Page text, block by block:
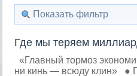
Показать фильтр
Где мы теряем
«Главный тормоз
ни кинь — всюду клин» ●